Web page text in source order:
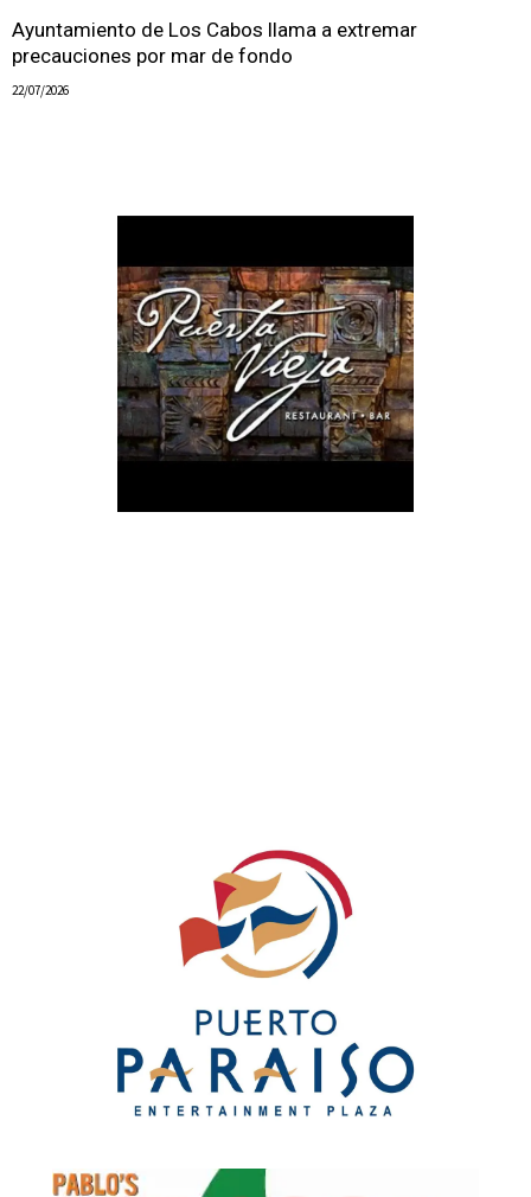
Ayuntamiento de Los Cabos llama a extremar
precauciones por mar de fondo
22/07/2026